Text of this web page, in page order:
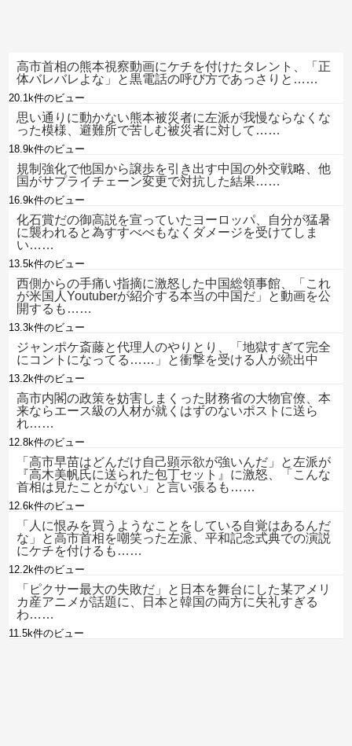
高市首相の熊本視察動画にケチを付けたタレント、「正
体バレバレよな」と黒電話の呼び方であっさりと……
20.1k件のビュー
思い通りに動かない熊本被災者に左派が我慢ならなくな
った模様、避難所で苦しむ被災者に対して……
18.9k件のビュー
規制強化で他国から譲歩を引き出す中国の外交戦略、他
国がサプライチェーン変更で対抗した結果……
16.9k件のビュー
化石賞だの御高説を宣っていたヨーロッパ、自分が猛暑
に襲われると為すすべべもなくダメージを受けてしま
い……
13.5k件のビュー
西側からの手痛い指摘に激怒した中国総領事館、「これ
が米国人Youtuberが紹介する本当の中国だ」と動画を公
開するも……
13.3k件のビュー
ジャンポケ斎藤と代理人のやりとり、「地獄すぎて完全
にコントになってる……」と衝撃を受ける人が続出中
13.2k件のビュー
高市内閣の政策を妨害しまくった財務省の大物官僚、本
来ならエース級の人材が就くはずのないポストに送ら
れ……
12.8k件のビュー
「高市早苗はどんだけ自己顕示欲が強いんだ」と左派が
『高木美帆氏に送られた包丁セット』に激怒、「こんな
首相は見たことがない」と言い張るも……
12.6k件のビュー
「人に恨みを買うようなことをしている自覚はあるんだ
な」と高市首相を嘲笑った左派、平和記念式典での演説
にケチを付けるも……
12.2k件のビュー
「ピクサー最大の失敗だ」と日本を舞台にした某アメリ
カ産アニメが話題に、日本と韓国の両方に失礼すぎる
わ……
11.5k件のビュー